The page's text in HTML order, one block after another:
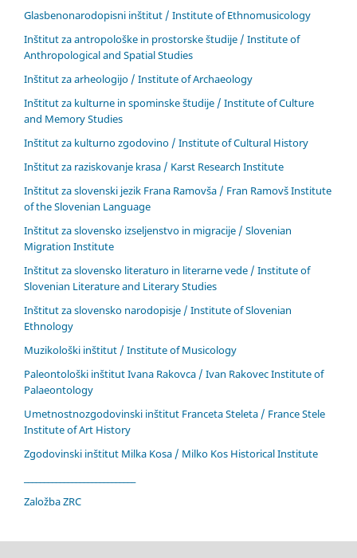
Glasbenonarodopisni inštitut / Institute of Ethnomusicology
Inštitut za antropološke in prostorske študije / Institute of
Anthropological and Spatial Studies
Inštitut za arheologijo / Institute of Archaeology
Inštitut za kulturne in spominske študije / Institute of Culture
and Memory Studies
Inštitut za kulturno zgodovino / Institute of Cultural History
Inštitut za raziskovanje krasa / Karst Research Institute
Inštitut za slovenski jezik Frana Ramovša / Fran Ramovš Institute
of the Slovenian Language
Inštitut za slovensko izseljenstvo in migracije / Slovenian
Migration Institute
Inštitut za slovensko literaturo in literarne vede / Institute of
Slovenian Literature and Literary Studies
Inštitut za slovensko narodopisje / Institute of Slovenian
Ethnology
Muzikološki inštitut / Institute of Musicology
Paleontološki inštitut Ivana Rakovca / Ivan Rakovec Institute of
Palaeontology
Umetnostnozgodovinski inštitut Franceta Steleta / France Stele
Institute of Art History
Zgodovinski inštitut Milka Kosa / Milko Kos Historical Institute
Založba ZRC